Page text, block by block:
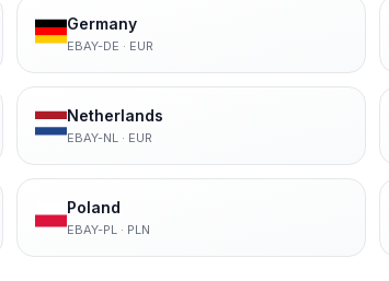
Germany
EBAY-DE · EUR
Netherlands
EBAY-NL· EUR
Poland
EBAY-PL· PLN